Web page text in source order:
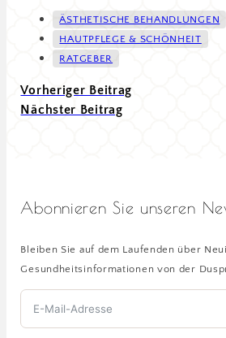
ÄSTHETISCHE BEHANDLUNGEN
HAUTPFLEGE & SCHÖNHEIT
RATGEBER
Vorheriger Beitrag
Nächster Beitrag
Abonnieren Sie unseren
Bleiben Sie auf dem Laufenden über
Gesundheitsinformationen von der